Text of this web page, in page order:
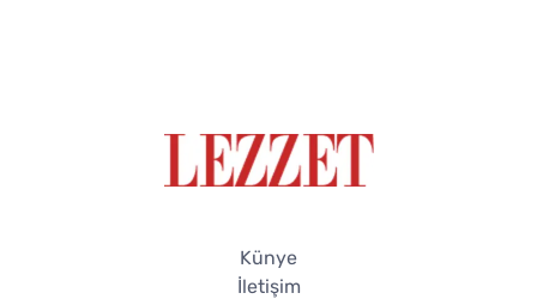
Künye
İletişim